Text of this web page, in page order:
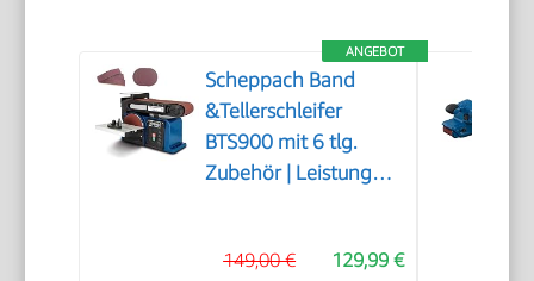
ANGEBOT
Scheppach Band
&Tellerschleifer
BTS900 mit 6 tlg.
Zubehör | Leistung
Schleifbandlänge/-
129,99 €
149,00 €